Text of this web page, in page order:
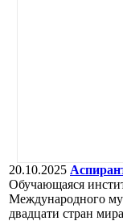
20.10.2025
Обучающаяся
Международного
двадцати стран